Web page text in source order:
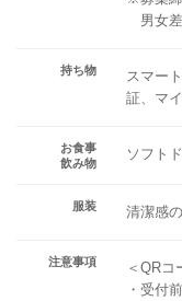
男女差
持ち物
スマー
証、マ
お食事
飲み物
ソフト
服装 清潔感
注意事項
＜QRコ
・受付